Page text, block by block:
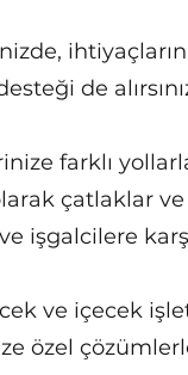
de
farklı
çatlaklar
işgalcilere
ve içecek
özel